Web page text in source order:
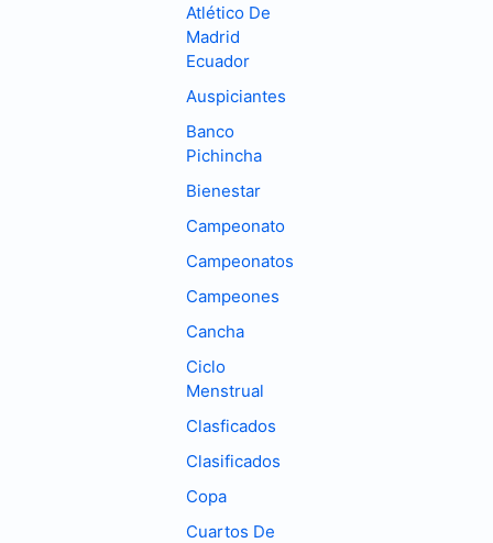
Atlético De
Madrid
Ecuador
Auspiciantes
Banco
Pichincha
Bienestar
Campeonato
Campeonatos
Campeones
Cancha
Ciclo
Menstrual
Clasficados
Clasificados
Copa
Cuartos De